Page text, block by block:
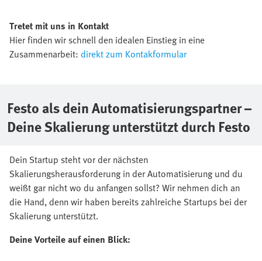
Tretet mit uns in Kontakt
Hier finden wir schnell den idealen Einstieg in eine
Zusammenarbeit: direkt zum Kontakformular
Festo als dein Automatisierungspartner –
Deine Skalierung unterstützt durch Festo
Dein Startup steht vor der nächsten
Skalierungsherausforderung in der Automatisierung und du
weißt gar nicht wo du anfangen sollst? Wir nehmen dich an
die Hand, denn wir haben bereits zahlreiche Startups bei der
Skalierung unterstützt.
Deine Vorteile auf einen Blick: